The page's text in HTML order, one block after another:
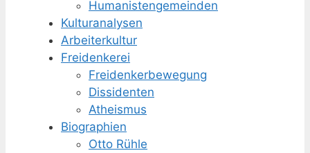
Humanisten­gemeinden
Kulturanalysen
Arbeiterkultur
Freidenkerei
Freidenker­bewegung
Dissidenten
Atheismus
Biographien
Otto Rühle